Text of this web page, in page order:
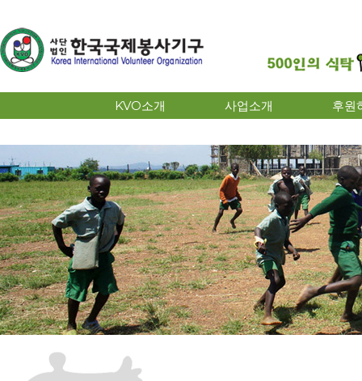
KVO소개 사업소개 후원